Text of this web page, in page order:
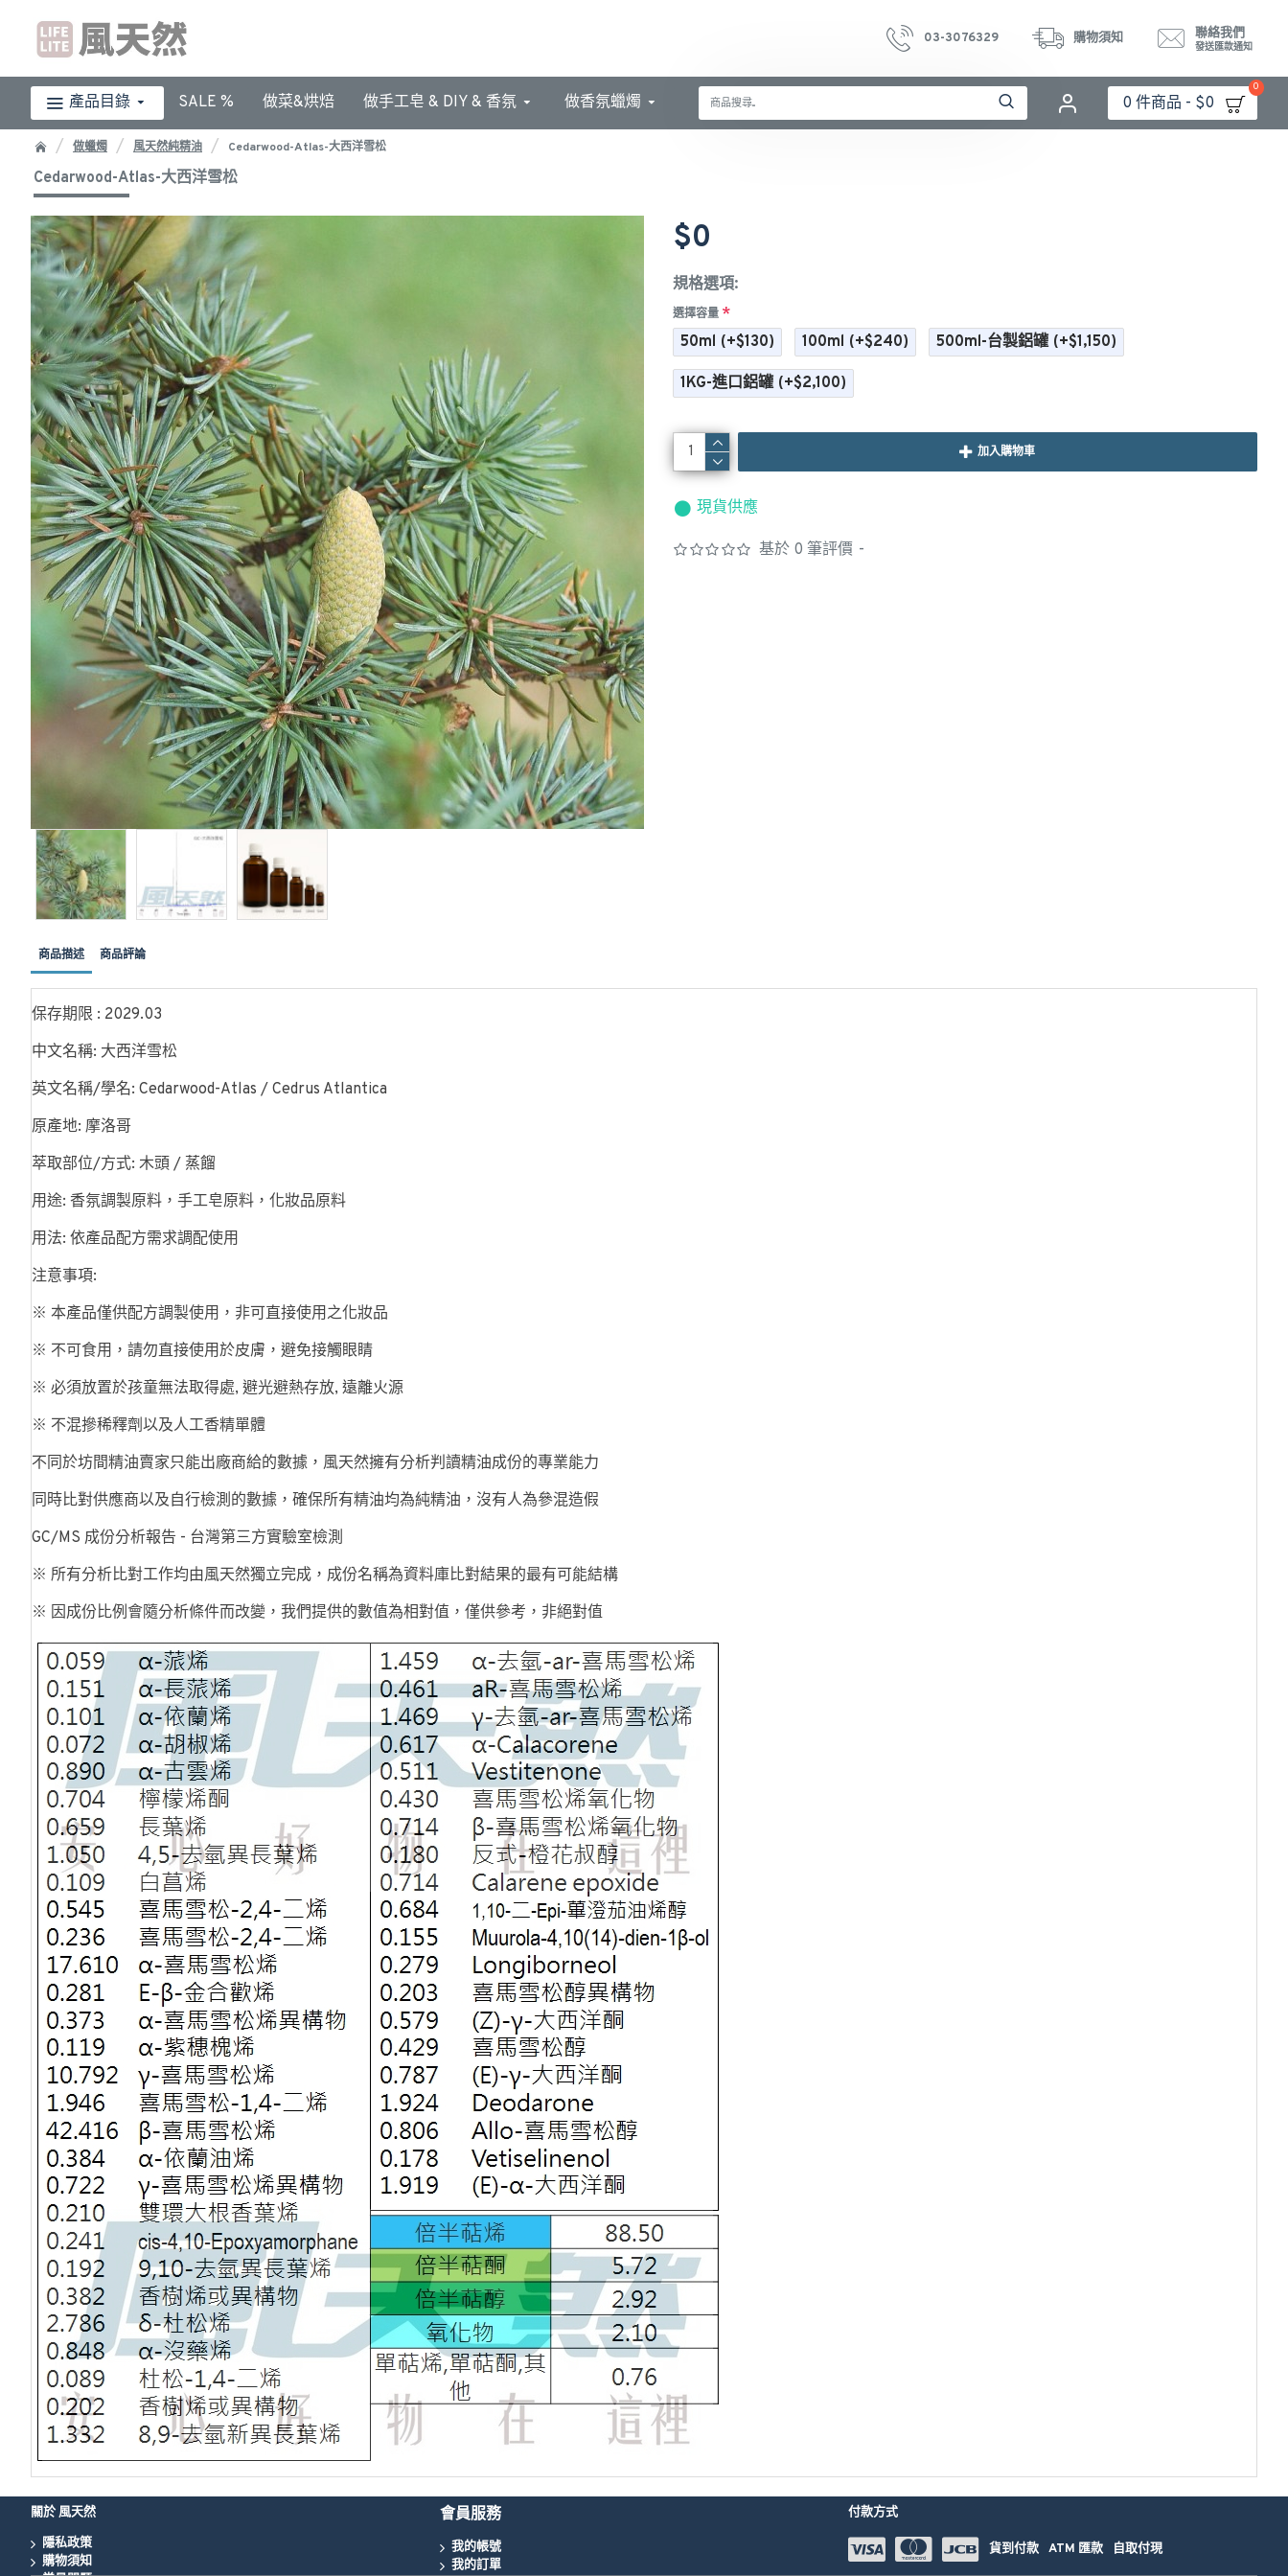
03-3076329 購物須知 聯絡我們
發送匯款通知
產品目錄 SALE % 做菜&烘焙 做手工皂 & DIY & 香氛 做香氛蠟燭 0 件商品 - $0
0
做蠟燭 風天然純精油 Cedarwood-Atlas-大西洋雪松
Cedarwood-Atlas-大西洋雪松
現貨供應
基於 0 筆評價 -
$0
規格選項:
選擇容量
50ml (+$130) 100ml (+$240) 500ml-台製鋁罐 (+$1,150)
1KG-進口鋁罐 (+$2,100)
加入購物車
商品描述 商品評論
保存期限 : 2029.03
中文名稱: 大西洋雪松
英文名稱/學名: Cedarwood-Atlas / Cedrus Atlantica
原產地: 摩洛哥
萃取部位/方式: 木頭 / 蒸餾
用途: 香氛調製原料，手工皂原料，化妝品原料
用法: 依產品配方需求調配使用
注意事項:
※ 本產品僅供配方調製使用，非可直接使用之化妝品
※ 不可食用，請勿直接使用於皮膚，避免接觸眼睛
※ 必須放置於孩童無法取得處, 避光避熱存放, 遠離火源
※ 不混摻稀釋劑以及人工香精單體
不同於坊間精油賣家只能出廠商給的數據，風天然擁有分析判讀精油成份的專業能力
同時比對供應商以及自行檢測的數據，確保所有精油均為純精油，沒有人為參混造假
GC/MS 成份分析報告 - 台灣第三方實驗室檢測
※ 所有分析比對工作均由風天然獨立完成，成份名稱為資料庫比對結果的最有可能結構
※ 因成份比例會隨分析條件而改變，我們提供的數值為相對值，僅供參考，非絕對值
關於 風天然
隱私政策
購物須知
會員服務
我的帳號
我的訂單
付款方式
貨到付款 ATM 匯款 自取付現